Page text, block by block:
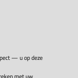
— u op deze